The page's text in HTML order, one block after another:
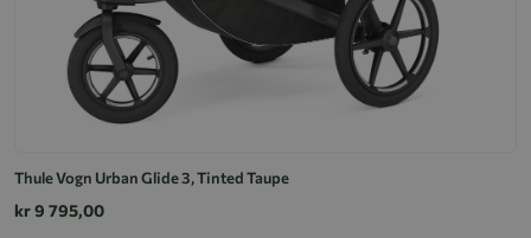
Thule Vogn Urban Glide 3, Tinted Taupe
kr 9 795,00